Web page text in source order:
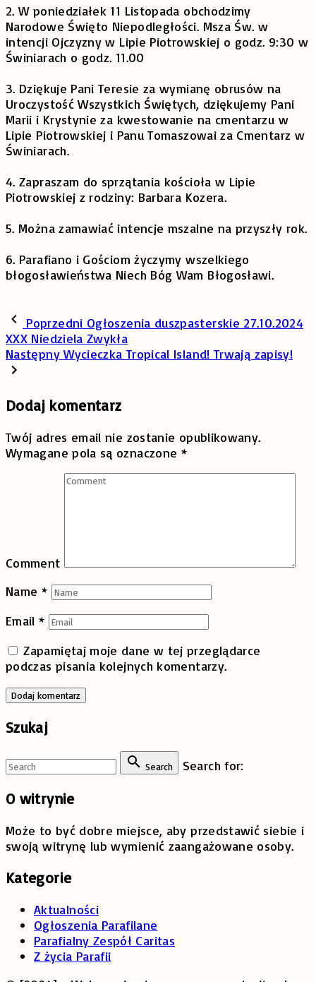
2. W poniedziałek 11 Listopada obchodzimy
Narodowe Święto Niepodległości. Msza Św. w
intencji Ojczyzny w Lipie Piotrowskiej o godz. 9:30 w
Świniarach o godz. 11.00
3. Dziękuje Pani Teresie za wymianę obrusów na
Uroczystość Wszystkich Świętych, dziękujemy Pani
Marii i Krystynie za kwestowanie na cmentarzu w
Lipie Piotrowskiej i Panu Tomaszowai za Cmentarz w
Świniarach.
4. Zapraszam do sprzątania kościoła w Lipie
Piotrowskiej z rodziny: Barbara Kozera.
5. Można zamawiać intencje mszalne na przyszły rok.
6. Parafiano i Gościom życzymy wszelkiego
błogosławieństwa Niech Bóg Wam Błogosławi.
Poprzedni Ogłoszenia duszpasterskie 27.10.2024
XXX Niedziela Zwykła
Następny Wycieczka Tropical Island! Trwają zapisy!
Dodaj komentarz
Twój adres email nie zostanie opublikowany.
Wymagane pola są oznaczone *
Comment
Name *
Email*
Zapamiętaj moje dane w tej przeglądarce
podczas pisania kolejnych komentarzy.
Szukaj
Search Search for:
O witrynie
Może to być dobre miejsce, aby przedstawić siebie i
swoją witrynę lub wymienić zaangażowane osoby.
Kategorie
Aktualności
Ogłoszenia Parafilane
Parafialny Zespół Caritas
Z życia Parafii